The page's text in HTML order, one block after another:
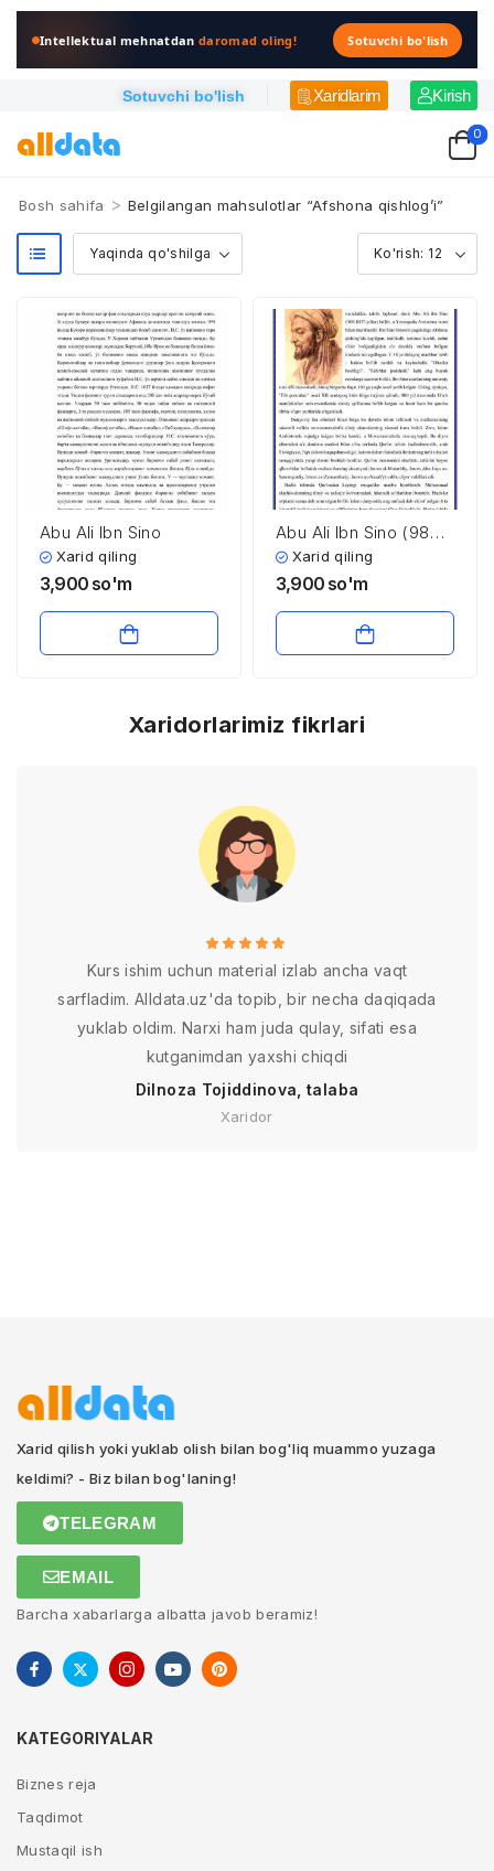
Intellektual mehnatdandaromad oling! Sotuvchi bo'lish
Sotuvchi bo'lish Xaridlarim Kirish
0
Bosh sahifa > Belgilangan mahsulotlar “Afshona qishlog’i”
Abu Ali Ibn Sino
Xarid qiling
3,900 so'm
Abu Ali Ibn Sino (980 –
1037)
Xarid qiling
3,900 so'm
Xaridorlarimiz fikrlari
Kurs ishim uchun material izlab ancha vaqt
sarfladim. Alldata.uz'da topib, bir necha daqiqada
yuklab oldim. Narxi ham juda qulay, sifati esa
kutganimdan yaxshi chiqdi
Dilnoza Tojiddinova, talaba
Xaridor
Xarid qilish yoki yuklab olish bilan bog'liq muammo yuzaga
keldimi? - Biz bilan bog'laning!
TELEGRAM
EMAIL
Barcha xabarlarga albatta javob beramiz!
KATEGORIYALAR
Biznes reja
Taqdimot
Mustaqil ish